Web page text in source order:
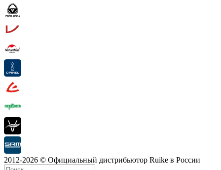
2012-2026 © Официальный дистрибьютор Ruike в России